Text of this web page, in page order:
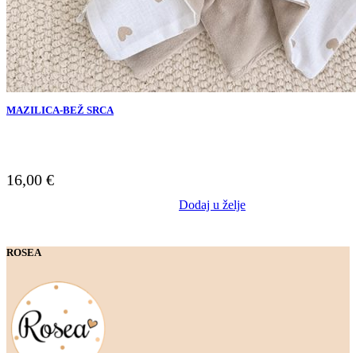
MAZILICA-BEŽ SRCA
16,00 €
Dodaj u želje
ROSEA